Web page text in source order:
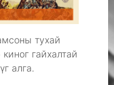
тухай
гайхалтай
алга.